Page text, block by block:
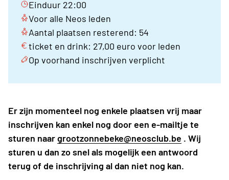
Einduur 22:00
Voor alle Neos leden
Aantal plaatsen resterend: 54
ticket en drink: 27,00 euro voor leden
Op voorhand inschrijven verplicht
Er zijn momenteel nog enkele plaatsen vrij maar
inschrijven kan enkel nog door een e-mailtje te
sturen naargrootzonnebeke@neosclub.be . Wij
sturen u dan zo snel als mogelijk een antwoord
terug of de inschrijving al dan niet nog kan.